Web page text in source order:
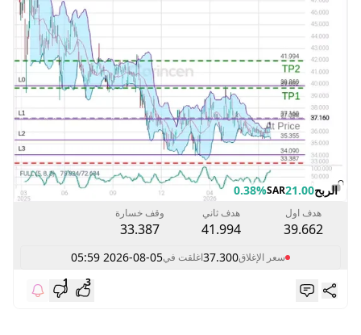
الربح21.00
SAR
0.38%
هدف اول
39.662
هدف ثاني
41.994
وقف خسارة
33.387
سعر الإغلاق37.300اغلقت في2026-08-05 05:59
3
1